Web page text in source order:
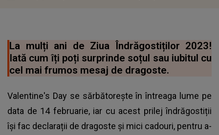
La mulți ani de Ziua Îndrăgostiților 2023!
Iată cum îți poți surprinde soțul sau iubitul cu
cel mai frumos mesaj de dragoste.
Valentine's Day se sărbătorește în întreaga lume pe
data de 14 februarie, iar cu acest prilej îndrăgostiții
își fac declarații de dragoste și mici cadouri, pentru a-